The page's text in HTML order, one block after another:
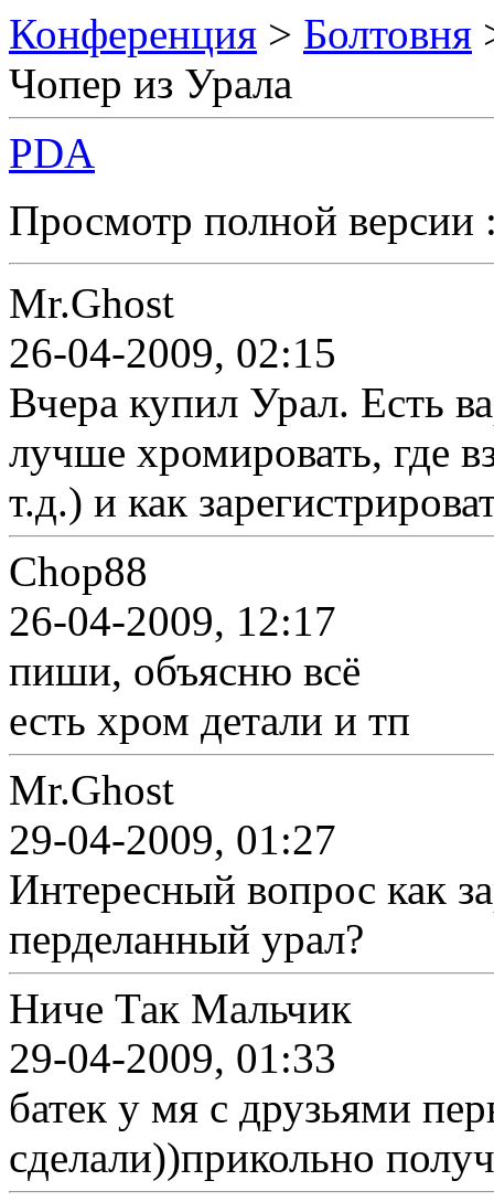
Конференция > Болтовня
Чопер из Урала
PDA
Просмотр полной
Mr.Ghost
26-04-2009, 02:15
Вчера купил Урал. Есть
лучше хромировать, где
т.д.) и как
Chop88
26-04-2009, 12:17
пиши, объясню всё
есть хром детали и тп
Mr.Ghost
29-04-2009, 01:27
Интересный вопрос как
перделанный урал?
Ниче Так Мальчик
29-04-2009, 01:33
батек у мя с друзьями
сделали))прикольно